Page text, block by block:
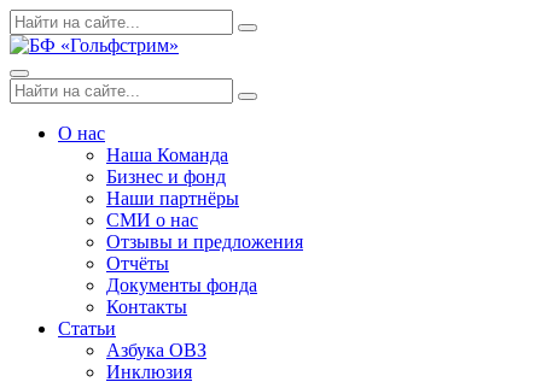
Skip
to
Поиск
по:
Search
Menu
Поиск
по:
Search
О нас
Наша Команда
Бизнес и фонд
Наши партнёры
СМИ о нас
Отзывы и предложения
Отчёты
Документы фонда
Контакты
Статьи
Азбука ОВЗ
Инклюзия